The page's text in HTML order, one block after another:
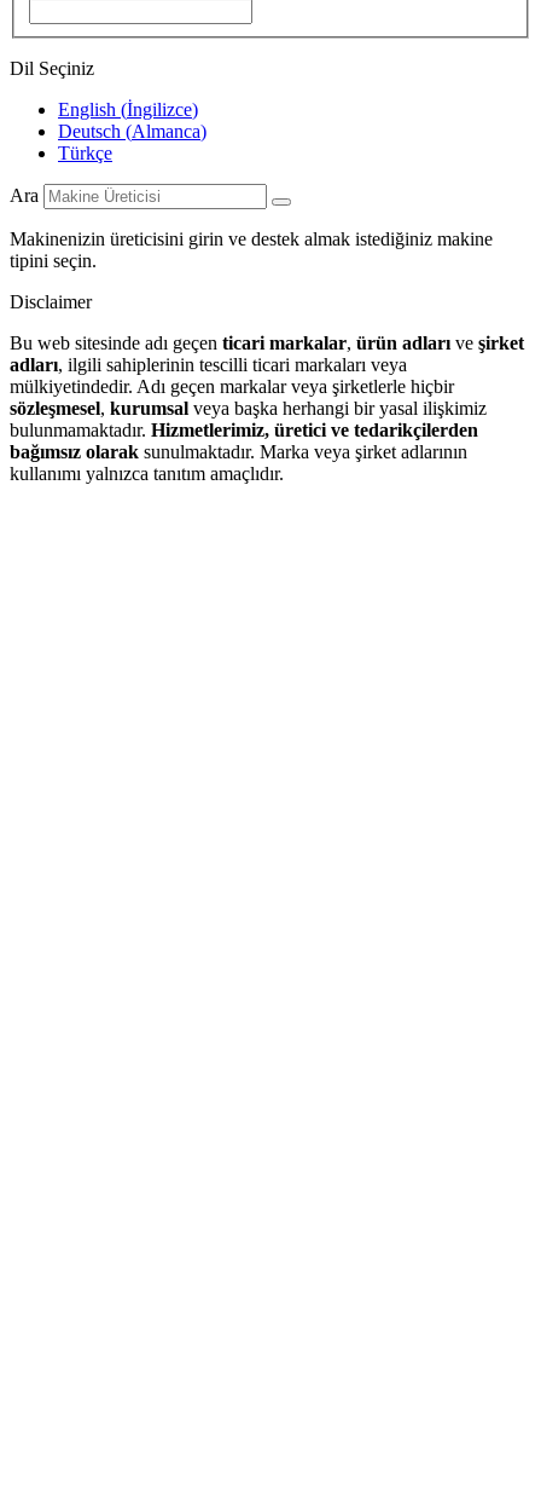
Dil Seçiniz
English (İngilizce)
Deutsch (Almanca)
Türkçe
Ara
Makinenizin üreticisini girin ve destek almak istediğiniz makine
tipini seçin.
Disclaimer
Bu web sitesinde adı geçen ticari markalar, ürün adları ve şirket
adları, ilgili sahiplerinin tescilli ticari markaları veya
mülkiyetindedir. Adı geçen markalar veya şirketlerle hiçbir
sözleşmesel, kurumsal veya başka herhangi bir yasal ilişkimiz
bulunmamaktadır. Hizmetlerimiz, üretici ve tedarikçilerden
bağımsız olarak sunulmaktadır. Marka veya şirket adlarının
kullanımı yalnızca tanıtım amaçlıdır.